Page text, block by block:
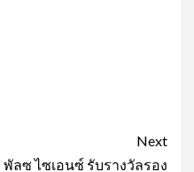
Next
พัลซ ไซเอนซ์ รับรางวัลรอง